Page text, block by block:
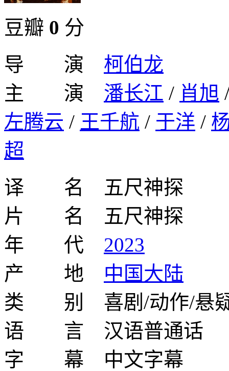
豆瓣 0 分
导 演 柯伯龙
主 演 潘长江 / 肖旭
左腾云 / 王千航 / 于洋 /
超
译 名 五尺神探
片 名 五尺神探
年 代 2023
产 地 中国大陆
类 别 喜剧/动作/悬
语 言 汉语普通话
字 幕 中文字幕